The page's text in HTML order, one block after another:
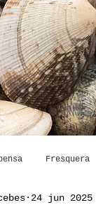
Fresquera
24 jun 2025